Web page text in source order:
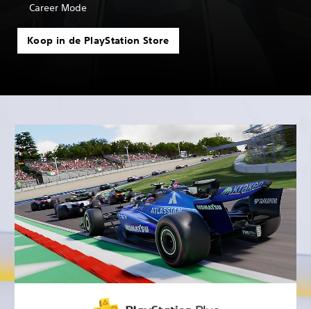
Career Mode
Koop in de PlayStation Store